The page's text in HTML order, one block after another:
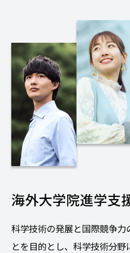
海外大学院進学支
科学技術の発展と国際競争力
とを目的とし、科学技術分